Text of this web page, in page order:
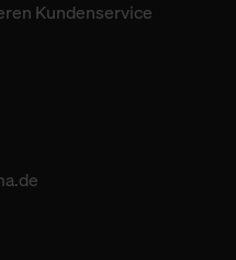
Kundenservice